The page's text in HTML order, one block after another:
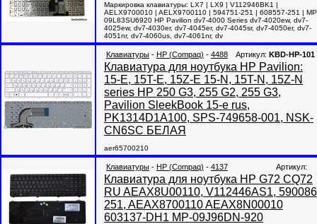
Маркировка клавиатуры: LX7 | LX9 | V112946BK1 |
AELX9700010 | AELX9700110 | 594751-251 | 608557-251 |
09L83SU6920 HP Pavilion dv7-4000 Series dv7-4020ew, dv7-
4025ew, dv7-4030er, dv7-4045er, dv7-4045sr, dv7-4050er, dv7-
4051nr, dv7-4060us, dv7-4061nr, dv
Клавиатуры - HP (Compaq) - 4488 Артикул: KBD-HP-101
Клавиатура для ноутбука HP Pavilion:
15-E, 15T-E, 15Z-E 15-N, 15T-N, 15Z-N
series HP 250 G3, 255 G2, 255 G3,
Pavilion SleekBook 15-e rus,
PK1314D1A100, SPS-749658-001, NSK-
CN6SC БЕЛАЯ
aer65700210
Клавиатуры - HP (Compaq) - 4137 Артикул:
Клавиатура для ноутбука HP G72 CQ72
RU AEAX8U00110, V112446AS1,
251, AEAX8700110 AEAX8N00010
603137-DH1 MP-09J96DN-920